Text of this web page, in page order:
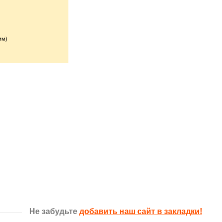
Не забудьте добавить наш сайт в закладки!